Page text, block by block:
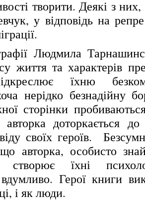
творити. Деякі з
у відповідь на
Людмила
життя та характерів
їхню
нерідко безнадійну
сторінки
доторкається
своїх героїв.
авторка, особисто
створює їхні
Герої книги
і як люди.